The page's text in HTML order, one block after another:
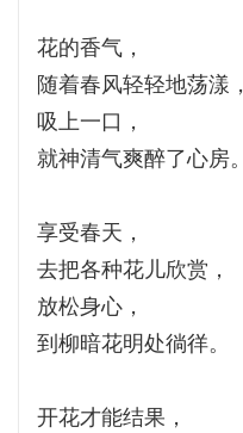
花的香气，
随着春风轻轻地荡漾，
吸上一口，
就神清气爽醉了心房。
享受春天，
去把各种花儿欣赏，
放松身心，
到柳暗花明处徜徉。
开花才能结果，